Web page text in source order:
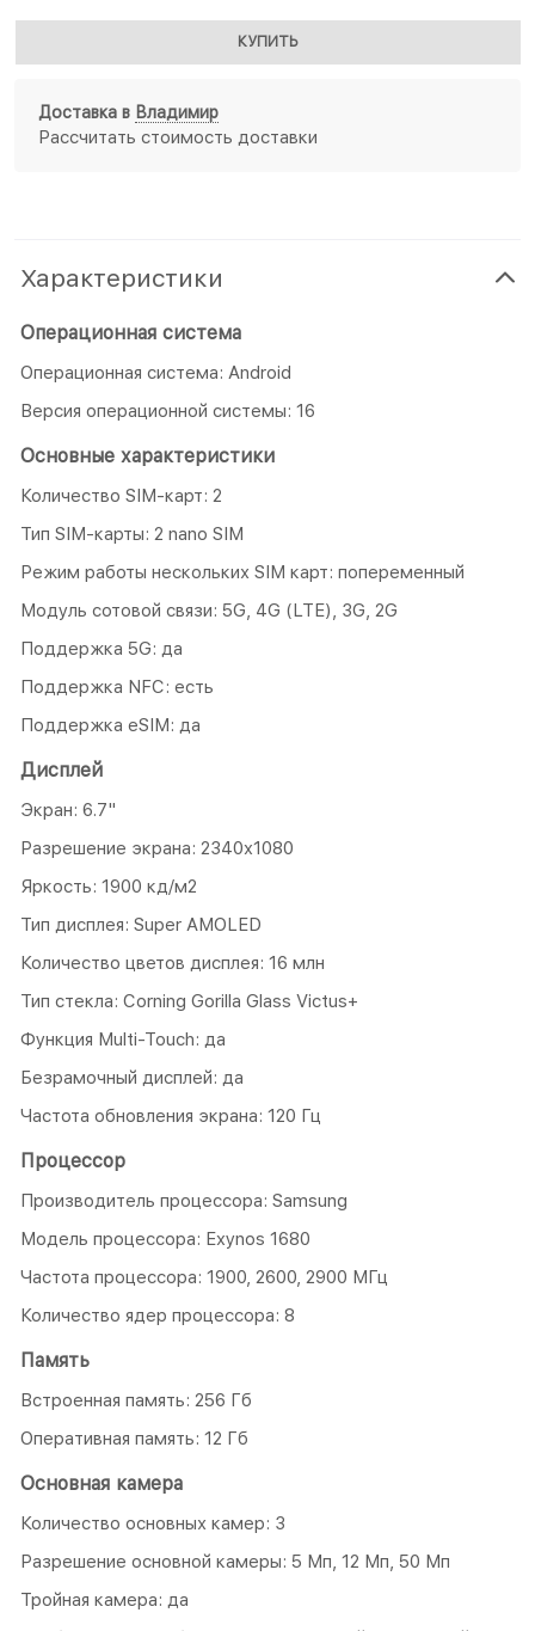
КУПИТЬ
Доставка в Владимир
Рассчитать стоимость доставки
Характеристики
Операционная система
Операционная система: Android
Версия операционной системы: 16
Основные характеристики
Количество SIM-карт: 2
Тип SIM-карты: 2 nano SIM
Режим работы нескольких SIM карт: попеременный
Модуль сотовой связи: 5G, 4G (LTE), 3G, 2G
Поддержка 5G: да
Поддержка NFC: есть
Поддержка eSIM: да
Дисплей
Экран: 6.7"
Разрешение экрана: 2340x1080
Яркость: 1900 кд/м2
Тип дисплея: Super AMOLED
Количество цветов дисплея: 16 млн
Тип стекла: Corning Gorilla Glass Victus+
Функция Multi-Touch: да
Безрамочный дисплей: да
Частота обновления экрана: 120 Гц
Процессор
Производитель процессора: Samsung
Модель процессора: Exynos 1680
Частота процессора: 1900, 2600, 2900 МГц
Количество ядер процессора: 8
Память
Встроенная память: 256 Гб
Оперативная память: 12 Гб
Основная камера
Количество основных камер: 3
Разрешение основной камеры: 5 Мп, 12 Мп, 50 Мп
Тройная камера: да